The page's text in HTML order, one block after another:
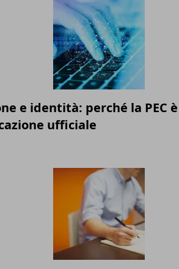
e identità: perché la PEC
ufficiale